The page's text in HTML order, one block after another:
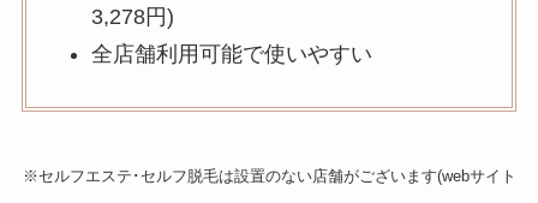
3,278円)
全店舗利用可能で使いやすい
※セルフエステ･セルフ脱毛は設置のない店舗がございます(webサイト